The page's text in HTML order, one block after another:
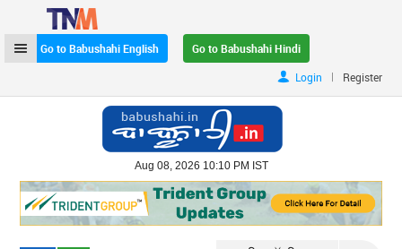
Go to Babushahi English
Go to Babushahi Hindi
Login
| Register
Aug 08, 2026 10:10 PM IST